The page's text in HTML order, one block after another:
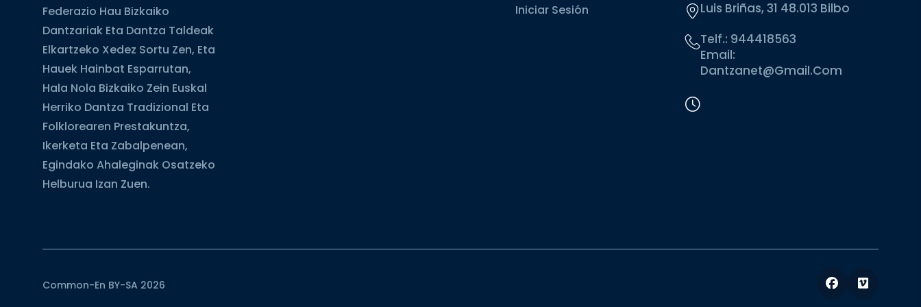
Federazio Hau Bizkaiko
Dantzariak Eta Dantza Taldeak
Elkartzeko Xedez Sortu Zen, Eta
Hauek Hainbat Esparrutan,
Hala Nola Bizkaiko Zein Euskal
Herriko Dantza Tradizional Eta
Folklorearen Prestakuntza,
Ikerketa Eta Zabalpenean,
Egindako Ahaleginak Osatzeko
Helburua Izan Zuen.
Iniciar Sesión
Luis Briñas, 31 48.013 Bilbo
Telf.: 944418563
Email:
Dantzanet@gmail.com
Common-En BY-SA 2026 Facebook
Vimeo